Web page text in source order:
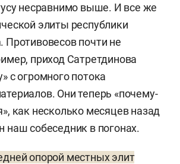
несравнимо выше. И все же
элиты республики
Противовесов почти не
приход Сатретдинова
с огромного потока
Они теперь «почему-
как несколько месяцев назад
наш собеседник в погонах.
опорой местных элит